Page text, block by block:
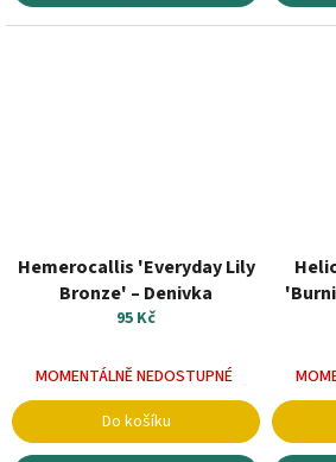
Hemerocallis 'Everyday Lily
Bronze' – Denivka
95 Kč
MOMENTÁLNĚ NEDOSTUPNÉ
Do košíku